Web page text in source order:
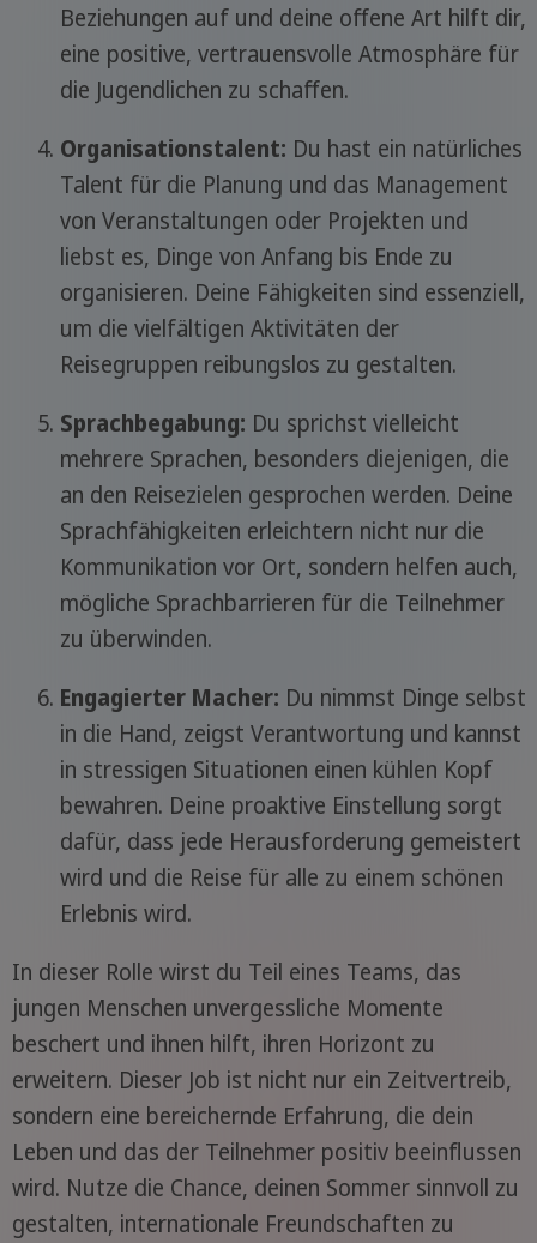
Beziehungen auf und deine offene Art hilft dir,
eine positive, vertrauensvolle Atmosphäre für
die Jugendlichen zu schaffen.
Organisationstalent: Du hast ein natürliches
Talent für die Planung und das Management
von Veranstaltungen oder Projekten und
liebst es, Dinge von Anfang bis Ende zu
organisieren. Deine Fähigkeiten sind essenziell,
um die vielfältigen Aktivitäten der
Reisegruppen reibungslos zu gestalten.
Sprachbegabung: Du sprichst vielleicht
mehrere Sprachen, besonders diejenigen, die
an den Reisezielen gesprochen werden. Deine
Sprachfähigkeiten erleichtern nicht nur die
Kommunikation vor Ort, sondern helfen auch,
mögliche Sprachbarrieren für die Teilnehmer
zu überwinden.
Engagierter Macher: Du nimmst Dinge selbst
in die Hand, zeigst Verantwortung und kannst
in stressigen Situationen einen kühlen Kopf
bewahren. Deine proaktive Einstellung sorgt
dafür, dass jede Herausforderung gemeistert
wird und die Reise für alle zu einem schönen
Erlebnis wird.
In dieser Rolle wirst du Teil eines Teams, das
jungen Menschen unvergessliche Momente
beschert und ihnen hilft, ihren Horizont zu
erweitern. Dieser Job ist nicht nur ein Zeitvertreib,
sondern eine bereichernde Erfahrung, die dein
Leben und das der Teilnehmer positiv beeinflussen
wird. Nutze die Chance, deinen Sommer sinnvoll zu
gestalten, internationale Freundschaften zu